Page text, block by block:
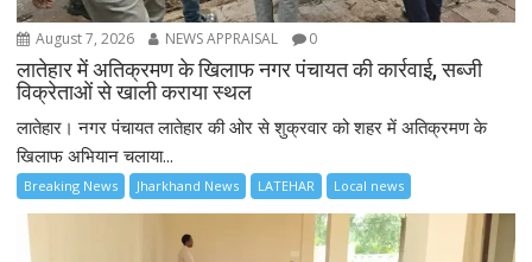
August 7, 2026 NEWS APPRAISAL 0
लातेहार में अतिक्रमण के खिलाफ नगर पंचायत की कार्रवाई, सब्जी
विक्रेताओं से खाली कराया स्थल
लातेहार। नगर पंचायत लातेहार की ओर से शुक्रवार को शहर में अतिक्रमण के
खिलाफ अभियान चलाया...
Breaking News Jharkhand News LATEHAR Local news